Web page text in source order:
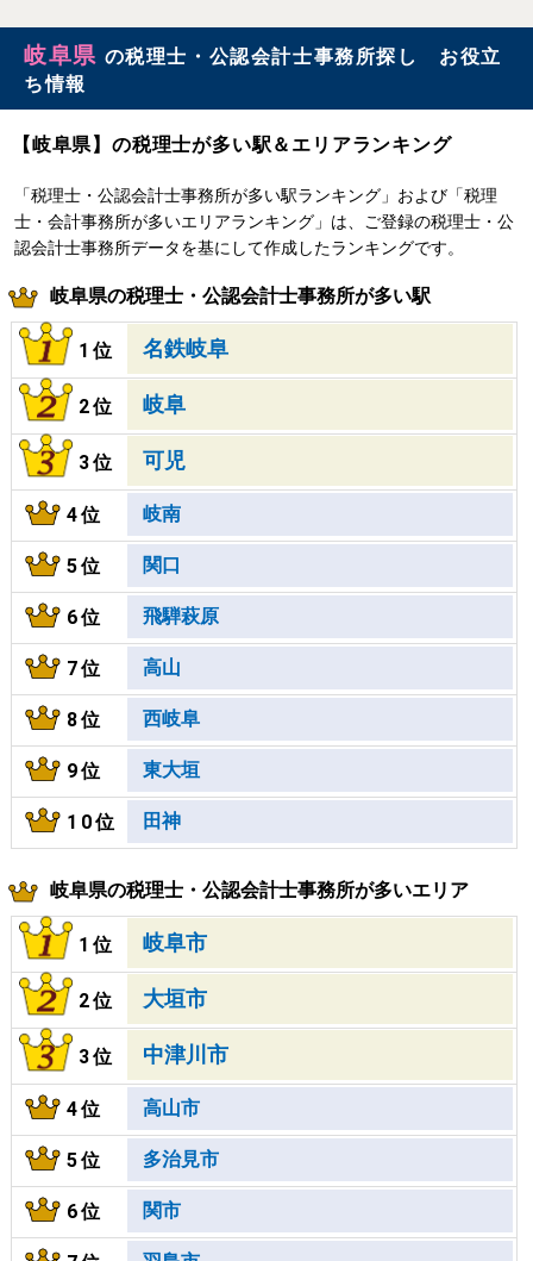
岐阜県 の税理士・公認会計士事務所探し お役立
ち情報
【岐阜県】の税理士が多い駅＆エリアランキング
「税理士・公認会計士事務所が多い駅ランキング」および「税理
士・会計事務所が多いエリアランキング」は、ご登録の税理士・公
認会計士事務所データを基にして作成したランキングです。
岐阜県の税理士・公認会計士事務所が多い駅
1位 名鉄岐阜
2位 岐阜
3位 可児
4位 岐南
5位 関口
6位 飛騨萩原
7位 高山
8位 西岐阜
9位 東大垣
10位 田神
岐阜県の税理士・公認会計士事務所が多いエリア
1位 岐阜市
2位 大垣市
3位 中津川市
4位 高山市
5位 多治見市
6位 関市